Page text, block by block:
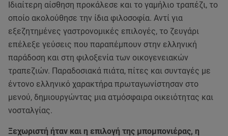
Ιδιαίτερη αίσθηση προκάλεσε και το γαμήλιο τραπέζι, το
οποίο ακολούθησε την ίδια φιλοσοφία. Αντί για
εξεζητημένες γαστρονομικές επιλογές, το ζευγάρι
επέλεξε γεύσεις που παραπέμπουν στην ελληνική
παράδοση και στη φιλοξενία των οικογενειακών
τραπεζιών. Παραδοσιακά πιάτα, πίτες και συνταγές με
έντονο ελληνικό χαρακτήρα πρωταγωνίστησαν στο
μενού, δημιουργώντας μια ατμόσφαιρα οικειότητας και
νοσταλγίας.
Ξεχωριστή ήταν και η επιλογή της μπομπονιέρας, η